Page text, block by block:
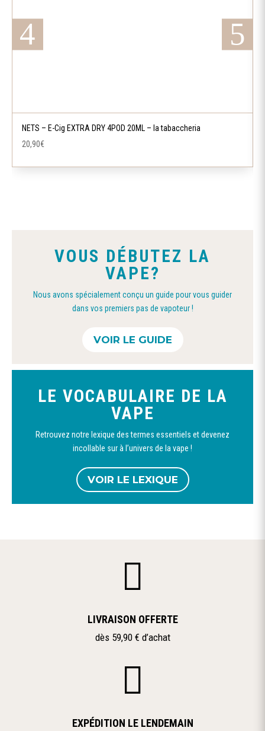
NETS – E-Cig EXTRA DRY 4POD 20ML – la tabaccheria
20,90€
VOUS DÉBUTEZ LA
VAPE?
Nous avons spécialement conçu un guide pour vous guider
dans vos premiers pas de vapoteur !
VOIR LE GUIDE
LE VOCABULAIRE DE LA
VAPE
Retrouvez notre lexique des termes essentiels et devenez
incollable sur à l’univers de la vape !
VOIR LE LEXIQUE

LIVRAISON OFFERTE
dès 59,90 € d’achat

EXPÉDITION LE LENDEMAIN